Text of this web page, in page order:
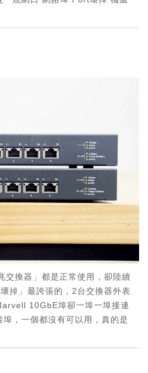
換器」都是正常使用，卻陸續
掉」最誇張的，2台交換器外表
10GbE埠卻一埠一埠接連
，一個都沒有可以用，真的是